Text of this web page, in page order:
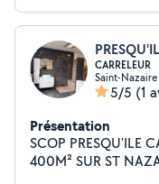
CARRELEUR
Saint-
5/5 (1
Présentation
SCOP PRESQU'ILE CARRELAGE
400M² SUR ST